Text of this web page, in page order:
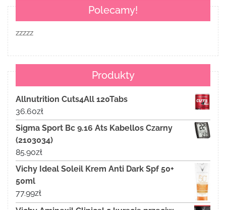
Polecamy!
zzzzz
Produkty
Allnutrition Cuts4All 120Tabs
36.60zł
Sigma Sport Bc 9.16 Ats Kabellos Czarny
(2103034)
85.90zł
Vichy Ideal Soleil Krem Anti Dark Spf 50+
50ml
77.99zł